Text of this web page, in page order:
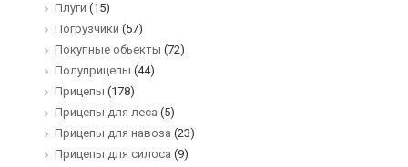
Плуги (15)
Погрузчики (57)
Покупные обьекты (72)
Полуприцепы (44)
Прицепы (178)
Прицепы для леса (5)
Прицепы для навоза (23)
Прицепы для силоса (9)